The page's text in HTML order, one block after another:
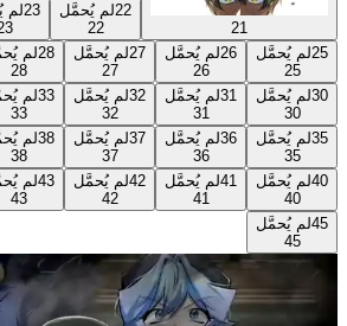
21
22لم يُحمَّل
22
23لم
23
25لم يُحمَّل
25
26لم يُحمَّل
26
27لم يُحمَّل
27
28لم
28
30لم يُحمَّل
30
31لم يُحمَّل
31
32لم يُحمَّل
32
33لم
33
35لم يُحمَّل
35
36لم يُحمَّل
36
37لم يُحمَّل
37
38لم
38
40لم يُحمَّل
40
41لم يُحمَّل
41
42لم يُحمَّل
42
43لم
43
45لم يُحمَّل
45